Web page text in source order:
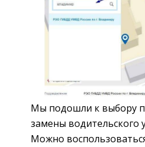
Мы подошли к выбору
замены водительского
Можно